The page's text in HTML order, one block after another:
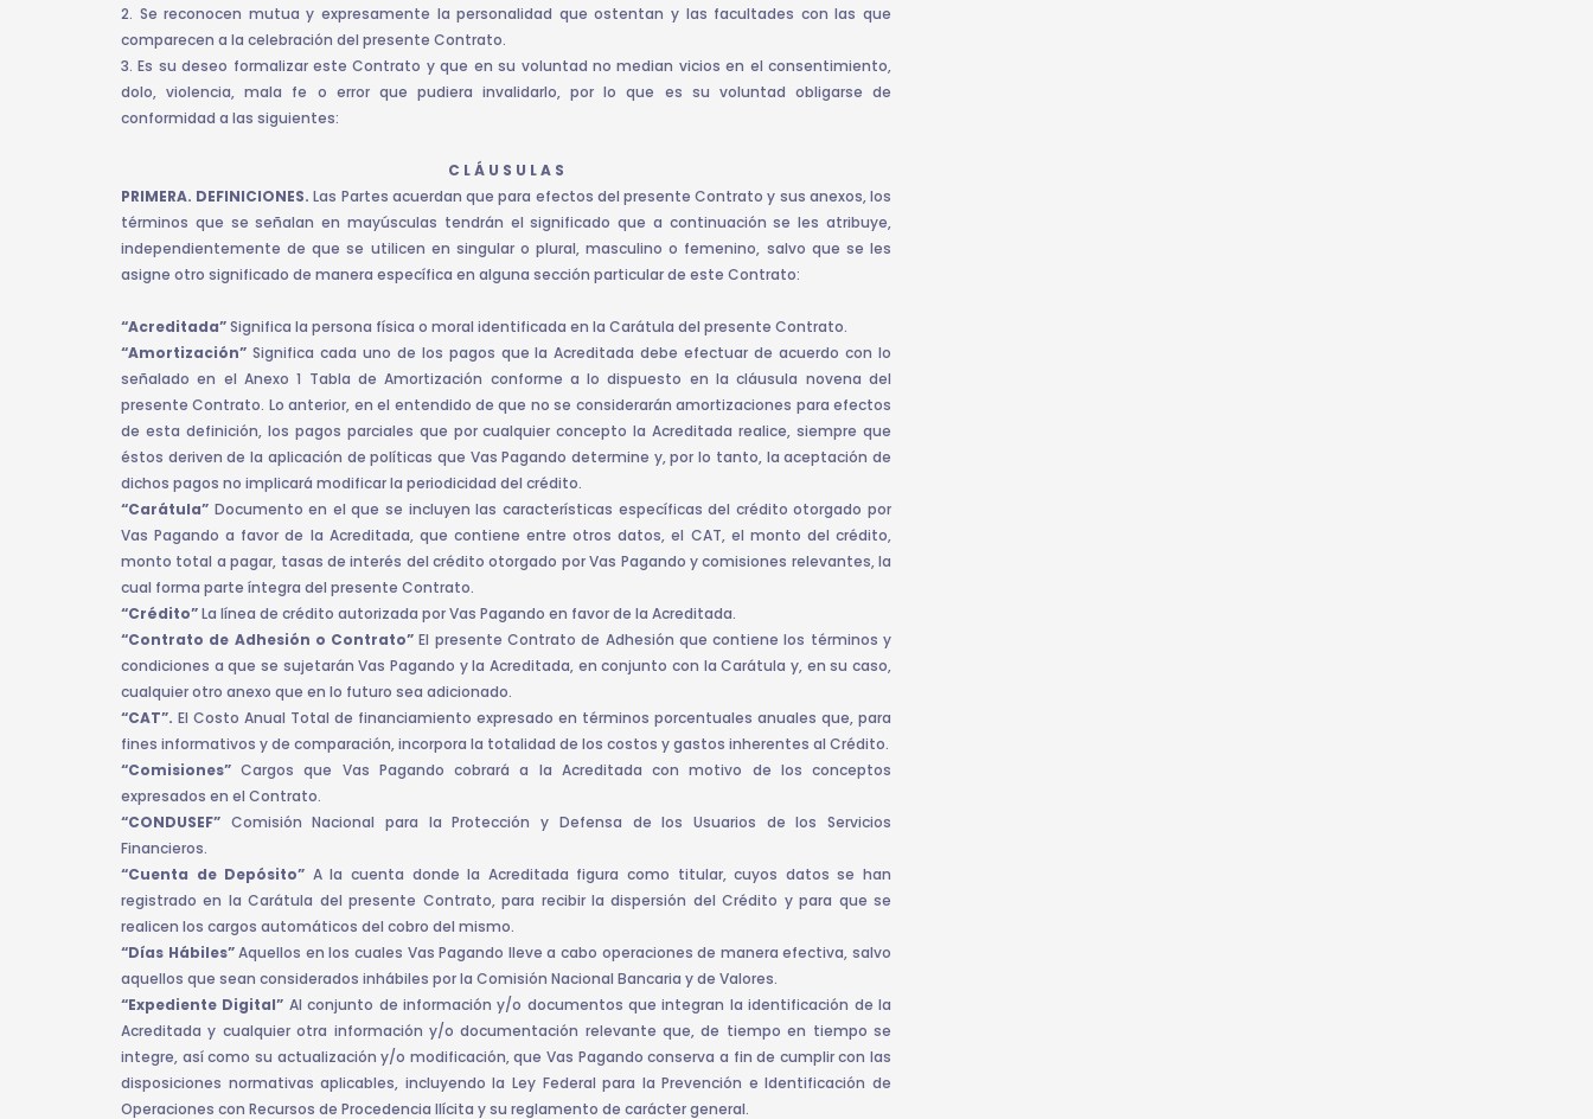
2. Se reconocen mutua y expresamente la personalidad que ostentan y las facultades con las que
comparecen a la celebración del presente Contrato.
3. Es su deseo formalizar este Contrato y que en su voluntad no median vicios en el consentimiento,
dolo, violencia, mala fe o error que pudiera invalidarlo, por lo que es su voluntad obligarse de
conformidad a las siguientes:
C L Á U S U L A S
PRIMERA. DEFINICIONES. Las Partes acuerdan que para efectos del presente Contrato y sus anexos, los
términos que se señalan en mayúsculas tendrán el significado que a continuación se les atribuye,
independientemente de que se utilicen en singular o plural, masculino o femenino, salvo que se les
asigne otro significado de manera específica en alguna sección particular de este Contrato:
“Acreditada”Significa la persona física o moral identificada en la Carátula del presente Contrato.
“Amortización” Significa cada uno de los pagos que la Acreditada debe efectuar de acuerdo con lo
señalado en el Anexo 1 Tabla de Amortización conforme a lo dispuesto en la cláusula novena del
presente Contrato. Lo anterior, en el entendido de que no se considerarán amortizaciones para efectos
de esta definición, los pagos parciales que por cualquier concepto la Acreditada realice, siempre que
éstos deriven de la aplicación de políticas que Vas Pagando determine y, por lo tanto, la aceptación de
dichos pagos no implicará modificar la periodicidad del crédito.
“Carátula” Documento en el que se incluyen las características específicas del crédito otorgado por
Vas Pagando a favor de la Acreditada, que contiene entre otros datos, el CAT, el monto del crédito,
monto total a pagar, tasas de interés del crédito otorgado por Vas Pagando y comisiones relevantes, la
cual forma parte íntegra del presente Contrato.
“Crédito”La línea de crédito autorizada por Vas Pagando en favor de la Acreditada.
“Contrato de Adhesión o Contrato” El presente Contrato de Adhesión que contiene los términos y
condiciones a que se sujetarán Vas Pagando y la Acreditada, en conjunto con la Carátula y, en su caso,
cualquier otro anexo que en lo futuro sea adicionado.
“CAT”. El Costo Anual Total de financiamiento expresado en términos porcentuales anuales que, para
fines informativos y de comparación, incorpora la totalidad de los costos y gastos inherentes al Crédito.
“Comisiones” Cargos que Vas Pagando cobrará a la Acreditada con motivo de los conceptos
expresados en el Contrato.
“CONDUSEF” Comisión Nacional para la Protección y Defensa de los Usuarios de los Servicios
Financieros.
“Cuenta de Depósito” A la cuenta donde la Acreditada figura como titular, cuyos datos se han
registrado en la Carátula del presente Contrato, para recibir la dispersión del Crédito y para que se
realicen los cargos automáticos del cobro del mismo.
“Días Hábiles”Aquellos en los cuales Vas Pagando lleve a cabo operaciones de manera efectiva, salvo
aquellos que sean considerados inhábiles por la Comisión Nacional Bancaria y de Valores.
“Expediente Digital” Al conjunto de información y/o documentos que integran la identificación de la
Acreditada y cualquier otra información y/o documentación relevante que, de tiempo en tiempo se
integre, así como su actualización y/o modificación, que Vas Pagando conserva a fin de cumplir con las
disposiciones normativas aplicables, incluyendo la Ley Federal para la Prevención e Identificación de
Operaciones con Recursos de Procedencia Ilícita y su reglamento de carácter general.